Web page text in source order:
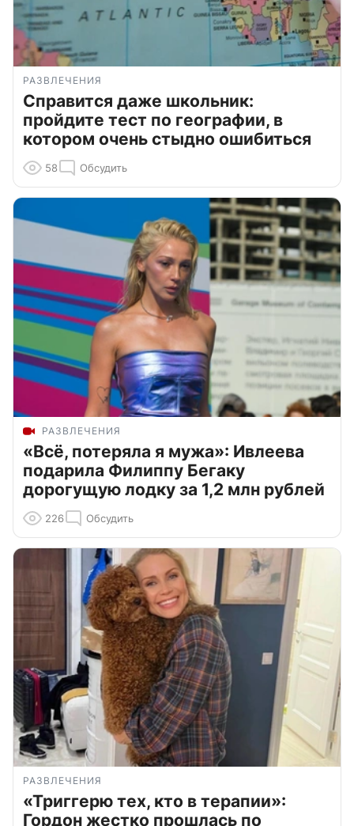
РАЗВЛЕЧЕНИЯ
Справится даже школьник:
пройдите тест по географии, в
котором очень стыдно ошибиться
58 Обсудить
РАЗВЛЕЧЕНИЯ
«Всё, потеряла я мужа»: Ивлеева
подарила Филиппу Бегаку
дорогущую лодку за 1,2 млн рублей
226 Обсудить
РАЗВЛЕЧЕНИЯ
«Триггерю тех, кто в терапии»:
Гордон жестко прошлась по